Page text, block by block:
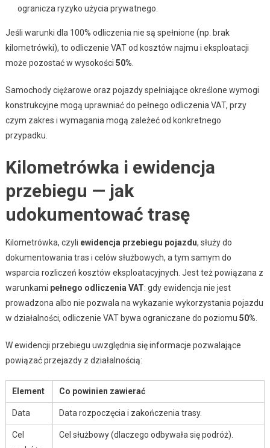
ogranicza ryzyko użycia prywatnego.
Jeśli warunki dla 100% odliczenia nie są spełnione (np. brak
kilometrówki), to odliczenie VAT od kosztów najmu i eksploatacji
może pozostać w wysokości 50%
Samochody ciężarowe oraz pojazdy spełniające określone wymogi
konstrukcyjne mogą uprawniać do pełnego odliczenia VAT, przy
czym zakres i wymagania mogą zależeć od konkretnego
przypadku.
Kilometrówka i ewidencja
przebiegu — jak
udokumentować trasę
Kilometrówka, czyli ewidencja przebiegu pojazdu, służy do
dokumentowania tras i celów służbowych, a tym samym do
wsparcia rozliczeń kosztów eksploatacyjnych. Jest też powiązana z
warunkami pełnego odliczenia VAT: gdy ewidencja nie jest
prowadzona albo nie pozwala na wykazanie wykorzystania pojazdu
w działalności, odliczenie VAT bywa ograniczane do poziomu 50%
W ewidencji przebiegu uwzględnia się informacje pozwalające
powiązać przejazdy z działalnością:
Element Co powinien zawierać
Data Data rozpoczęcia i zakończenia trasy.
Cel
Cel służbowy (dlaczego odbywała się podróż).